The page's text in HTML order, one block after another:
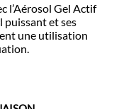
l’Aérosol Gel Actif
puissant et ses
une utilisation